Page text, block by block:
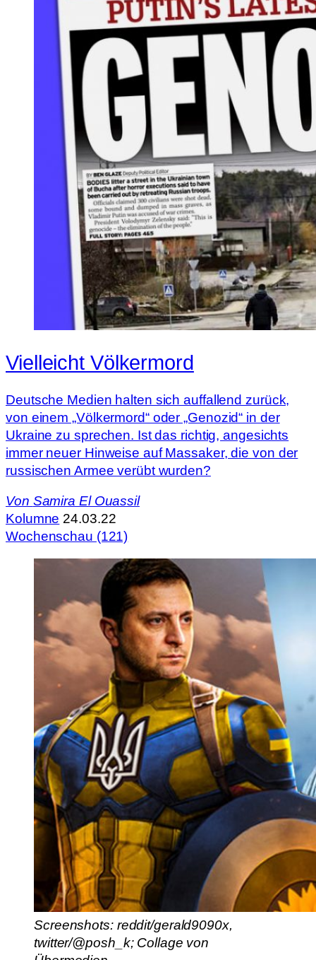
Vielleicht Völkermord
Deutsche Medien halten sich auffallend zurück,
von einem „Völkermord“ oder „Genozid“ in der
Ukraine zu sprechen. Ist das richtig, angesichts
immer neuer Hinweise auf Massaker, die von der
russischen Armee verübt wurden?
Von Samira El Ouassil
Kolumne 24.03.22
Wochenschau (121)
Screenshots: reddit/gerald9090x,
twitter/@posh_k; Collage von